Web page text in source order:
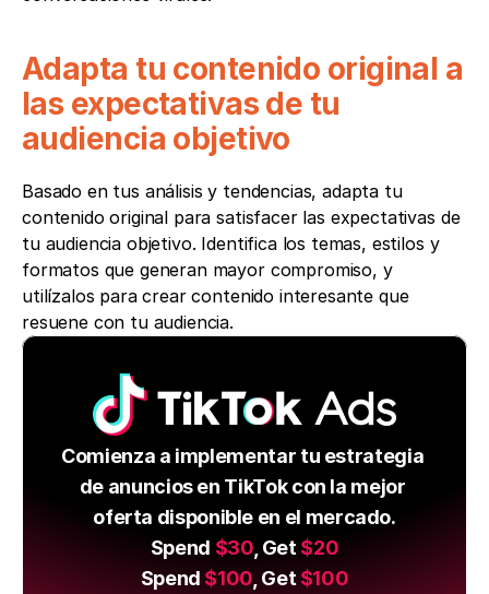
Adapta tu contenido original a
las expectativas de tu
audiencia objetivo
Basado en tus análisis y tendencias, adapta tu
contenido original para satisfacer las expectativas de
tu audiencia objetivo. Identifica los temas, estilos y
formatos que generan mayor compromiso, y
utilízalos para crear contenido interesante que
resuene con tu audiencia.
Comienza a implementar tu estrategia
de anuncios en TikTok con la mejor
oferta disponible en el mercado.
Spend $30, Get $20
Spend $100 , Get $100